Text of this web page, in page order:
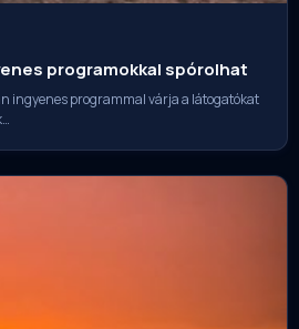
programokkal spórolhat
ingyenes programmal várja a látogatókat